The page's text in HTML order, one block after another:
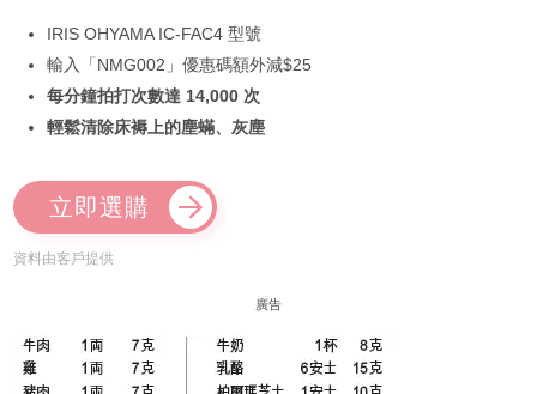
IRIS OHYAMA IC-FAC4 型號
輸入「NMG002」優惠碼額外減$25
每分鐘拍打次數達 14,000 次
輕鬆清除床褥上的塵蟎、灰塵
立即選購
資料由客戶提供
廣告